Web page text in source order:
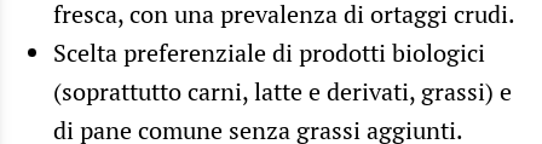
fresca, con una prevalenza di ortaggi crudi.
Scelta preferenziale di prodotti biologici
(soprattutto carni, latte e derivati, grassi) e
di pane comune senza grassi aggiunti.